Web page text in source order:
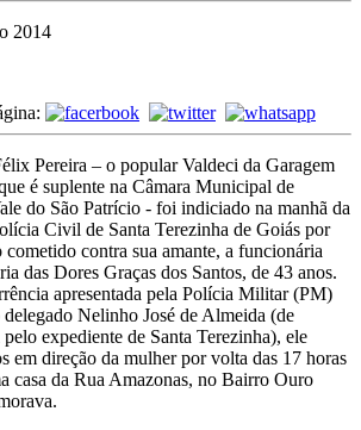
2014
Pereira – o popular Valdeci da Garagem
é suplente na Câmara Municipal de
do São Patrício - foi indiciado na manhã da
Civil de Santa Terezinha de Goiás por
contra sua amante, a funcionária
das Dores Graças dos Santos, de 43 anos.
apresentada pela Polícia Militar (PM)
delegado Nelinho José de Almeida (de
expediente de Santa Terezinha), ele
em direção da mulher por volta das 17 horas
casa da Rua Amazonas, no Bairro Ouro